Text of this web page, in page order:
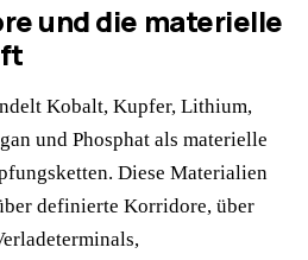
und die materielle
Kobalt, Kupfer, Lithium,
und Phosphat als materielle
Diese Materialien
definierte Korridore, über